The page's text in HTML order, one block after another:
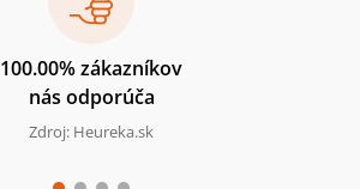
100.00% zákazníkov
nás odporúča
Zdroj: Heureka.sk